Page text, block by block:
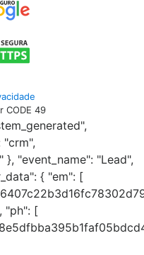
CODE 49
"crm",
}, "event_name": "Lead",
{ "em": [
"ph": [